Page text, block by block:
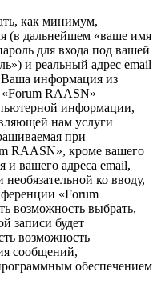
как минимум,
(в дальнейшем «ваше имя
для входа под вашей
и реальный адрес email
информация из
RAASN»
информации,
нам услуги
при
RAASN», кроме вашего
и вашего адреса email,
ко вводу,
«Forum
возможность выбрать,
записи будет
возможность
сообщений,
обеспечением